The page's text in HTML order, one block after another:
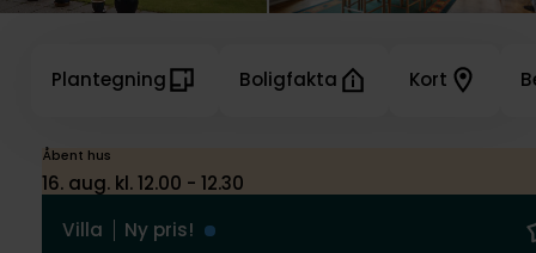
Åbent hus
16. aug. kl. 12.00 - 12.30
Villa
Ny pris!
Plantegning Boligfakta Kort